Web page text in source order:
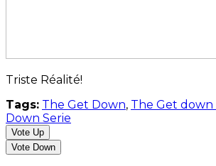
Triste Réalité!
Tags: The Get Down, The Get down
Down Serie
Vote Up
Vote Down